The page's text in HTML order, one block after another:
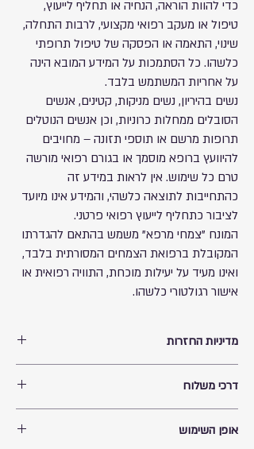
כדי להוות הוראה, הנחיה או תחליף לייעוץ,
טיפול או מעקב רפואי מקצועי, לרבות התחלה,
שינוי, התאמה או הפסקה של טיפול תרופתי
כלשהו. כל הסתמכות על המידע המובא הינה
על אחריות המשתמש בלבד.
נשים בהיריון, נשים מניקות, קטינים, אנשים
הסובלים ממחלות כרוניות, וכן אנשים הנוטלים
תרופות מרשם או תוספי תזונה – מחויבים
להיוועץ ברופא מוסמך או בגורם רפואי מורשה
טרם כל שימוש. אין לראות במידע זה
כהתחייבות לתוצאה כלשהי, והמידע אינו מיועד
לציבור כתחליף לייעוץ רפואי פרטני.
המונח "צמחי מרפא" משמש בהתאם להגדרתו
המקובלת ברפואת הצמחים המסורתית בלבד,
ואינו מעיד על יעילות מוכחת, התוויה רפואית או
אישור רגולטורי כלשהו.
מדיניות החזרות
למען שמירה על בריאות הציבור ובטיחות הצרכנים,
תוספי תזונה
דרכי משלוח
39 ללא עלות.
אופן השימוש